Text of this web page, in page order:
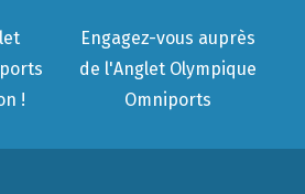
!
Engagez-vous auprès
de l'Anglet Olympique
Omniports